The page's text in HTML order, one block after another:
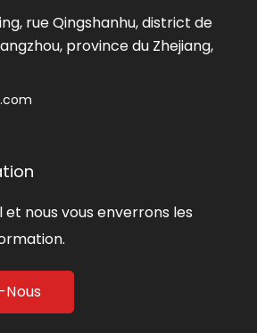
rue Qingshanhu, district de
province du Zhejiang,
nous vous enverrons les